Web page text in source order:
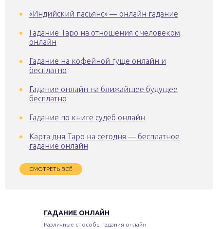
«Индийский пасьянс» — онлайн гадание
Гадание Таро на отношения с человеком
онлайн
Гадание на кофейной гуще онлайн и
бесплатно
Гадание онлайн на ближайшее будущее
бесплатно
Гадание по книге судеб онлайн
Карта дня Таро на сегодня — бесплатное
гадание онлайн
СМОТРЕТЬ ВСЁ
ГАДАНИЕ ОНЛАЙН
Различные способы гадания онлайн